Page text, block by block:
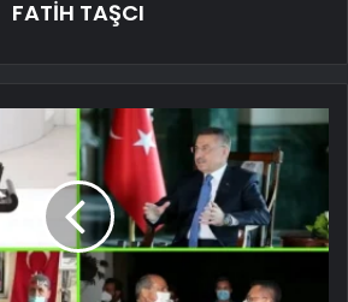
FATİH TAŞCI